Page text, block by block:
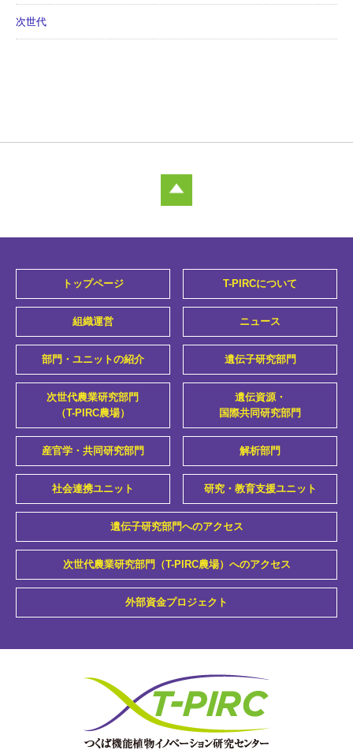
次世代
トップページ T-PIRCについて
組織運営 ニュース
部門・ユニットの紹介 遺伝子研究部門
次世代農業研究部門
（T-PIRC農場）
遺伝資源・
国際共同研究部門
産官学・共同研究部門 解析部門
社会連携ユニット 研究・教育支援ユニット
遺伝子研究部門へのアクセス
次世代農業研究部門（T-PIRC農場）へのアクセス
外部資金プロジェクト